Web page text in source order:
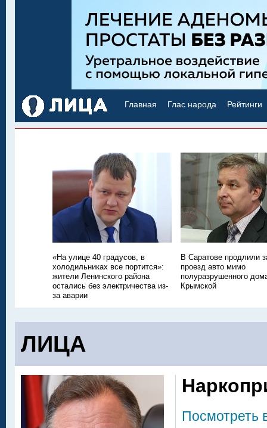
Главная Глас народа Рейтинги
«На улице 40 градусов, в
холодильниках все портится»:
жители Ленинского района
остались без электричества из-
за аварии
В Саратове продлили
проезд авто мимо
полуразрушенного
Крымской
ЛИЦА
Посмотреть